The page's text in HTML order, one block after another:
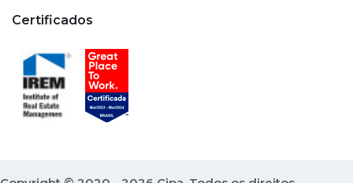
Certificados